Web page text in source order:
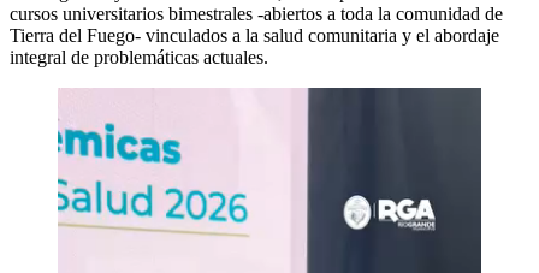
cursos universitarios bimestrales -abiertos a toda la comunidad de
Tierra del Fuego- vinculados a la salud comunitaria y el abordaje
integral de problemáticas actuales.